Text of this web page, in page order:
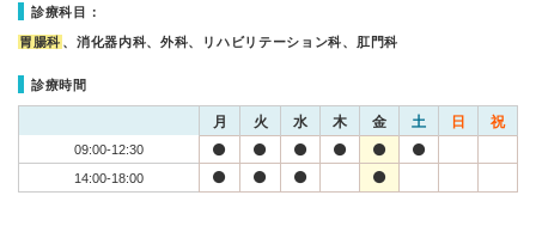
診療科目：
胃腸科 、消化器内科、外科、リハビリテーション科、肛門科
診療時間
月 火 水 木 金 土 日 祝
09:00-12:30
14:00-18:00